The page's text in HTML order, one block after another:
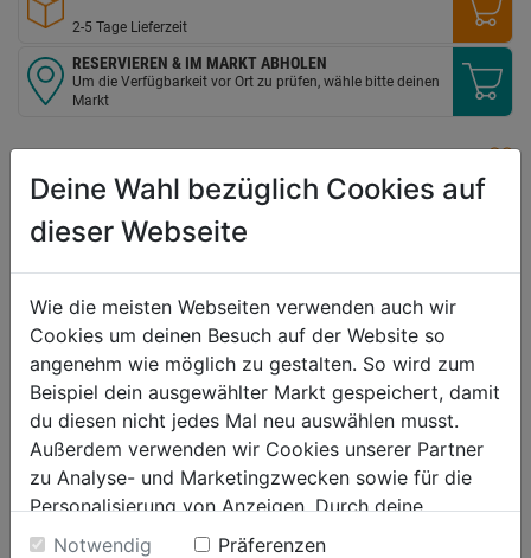
2-5 Tage Lieferzeit
RESERVIEREN & IM MARKT ABHOLEN
Um die Verfügbarkeit vor Ort zu prüfen, wähle bitte deinen
Markt
Produktbeschreibung
60 % Kokos, 40 % Gummi, 45 x 75 cm, 10 mm stark
Produktinformationen
Herstellerinformationen
Deine Wahl bezüglich Cookies auf
dieser Webseite
Wie die meisten Webseiten verwenden auch wir
Cookies um deinen Besuch auf der Website so
angenehm wie möglich zu gestalten. So wird zum
Beispiel dein ausgewählter Markt gespeichert, damit
du diesen nicht jedes Mal neu auswählen musst.
Außerdem verwenden wir Cookies unserer Partner
zu Analyse- und Marketingzwecken sowie für die
Personalisierung von Anzeigen. Durch deine
Einwilligung werden die Daten von Drittanbieter,
Notwendig
Präferenzen